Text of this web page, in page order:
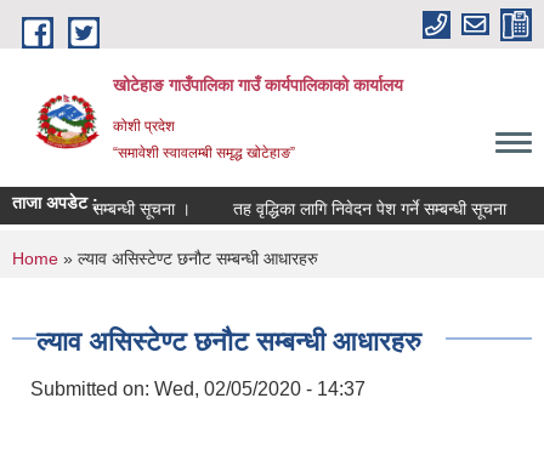
Skip to main content
खोटेहाङ गाउँपालिका गाउँ कार्यपालिकाको कार्यालय
कोशी प्रदेश
“समावेशी स्वावलम्बी समृद्ध खोटेहाङ”
ताजा अपडेट :
हुने सम्बन्धी सूचना । तह वृद्धिका लागि निवेदन पेश गर्ने सम्बन्धी सूचना करार
You are here
Home » ल्याव असिस्टेण्ट छनौट सम्बन्धी आधारहरु
ल्याव असिस्टेण्ट छनौट सम्बन्धी आधारहरु
Submitted on: Wed, 02/05/2020 - 14:37